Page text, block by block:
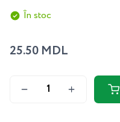
În stoc
25.50 MDL